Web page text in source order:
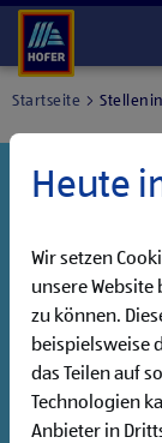
Startseite
haben
Entdecke
Heute
Wir setzen
unsere
zu können.
beispielsweise
das Teilen auf
Technologien
Anbieter in